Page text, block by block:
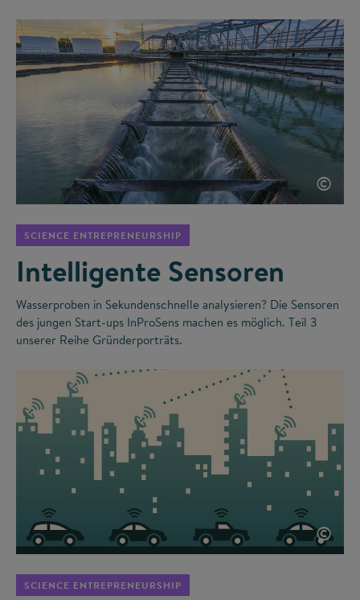
©
SCIENCE ENTREPRENEURSHIP
Intelligente Sensoren
Wasserproben in Sekundenschnelle analysieren? Die Sensoren
des jungen Start-ups InProSens machen es möglich. Teil 3
unserer Reihe Gründerporträts.
©
SCIENCE ENTREPRENEURSHIP